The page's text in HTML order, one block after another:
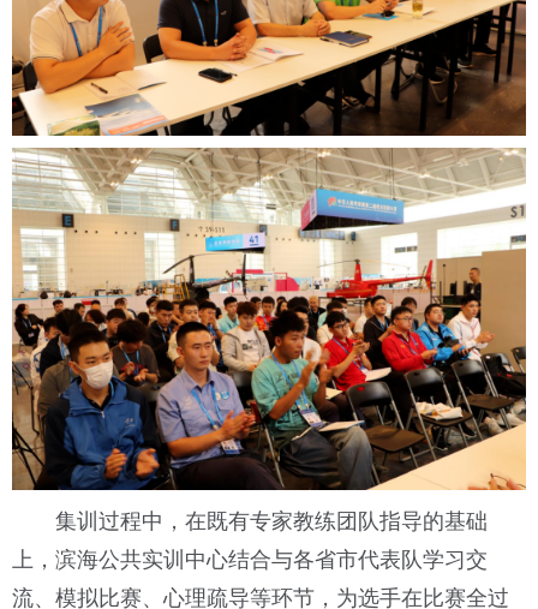
集训过程中，在既有专家教练团队指导的基础
上，滨海公共实训中心结合与各省市代表队学习交
流、模拟比赛、心理疏导等环节，为选手在比赛全过